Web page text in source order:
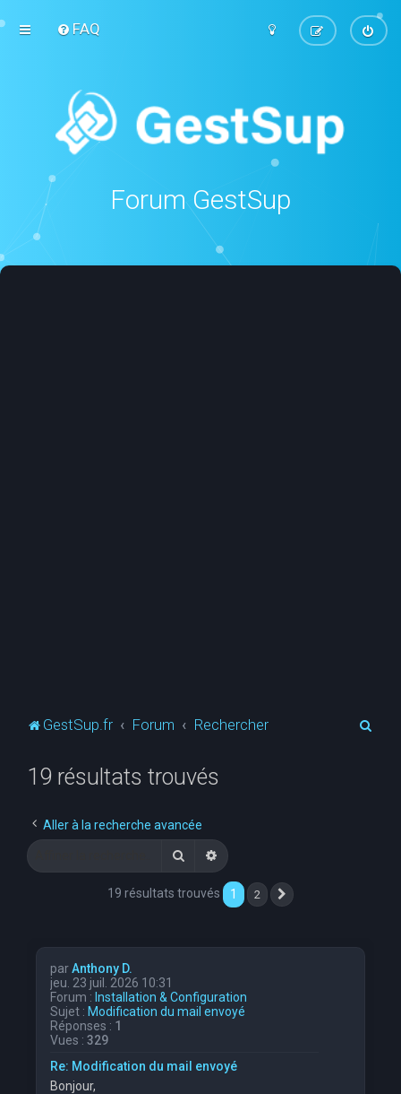
FAQ
Forum GestSup
GestSup.fr Forum Rechercher
19 résultats trouvés
Aller à la recherche avancée
RechercherRecherche avancée
19 résultats trouvés 1 2
parAnthony D.
jeu. 23 juil. 2026 10:31
Forum : Installation & Configuration
Sujet : Modification du mail envoyé
Réponses : 1
Vues : 329
Re: Modification du mail envoyé
Bonjour,